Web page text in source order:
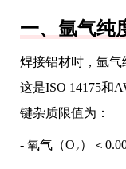
一、氩气纯
焊接铝材时，氩气
这是ISO 14175和
键杂质限值为：
- 氧气（O₂）＜